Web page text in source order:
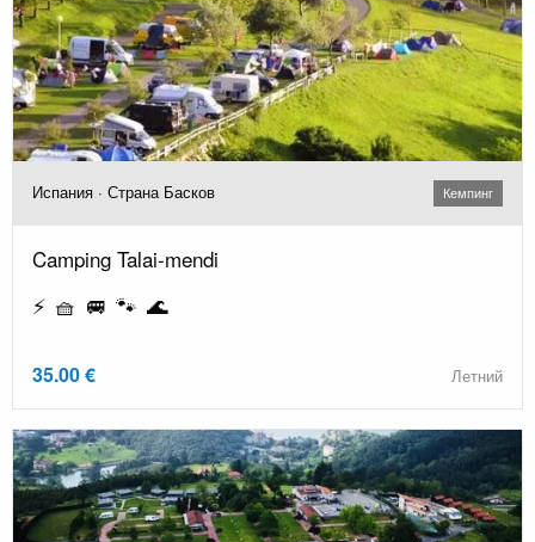
Испания · Страна Басков Кемпинг
Camping Talai-mendi
⚡ 🧺 🚐 🐾 🌊
35.00 € Летний